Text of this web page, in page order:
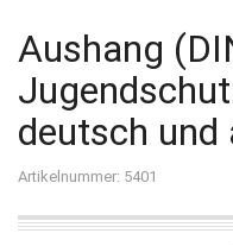
Aushang
deutsch und
Artikelnummer: 5401